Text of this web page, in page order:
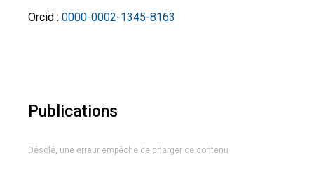
Orcid : 0000-0002-1345-8163
Publications
Désolé, une erreur empêche de charger ce contenu